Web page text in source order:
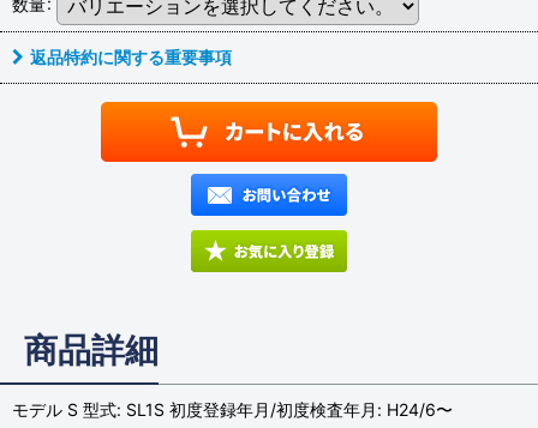
返品特約に関する重要事項
商品詳細
モデル S 型式: SL1S 初度登録年月/初度検査年月: H24/6〜